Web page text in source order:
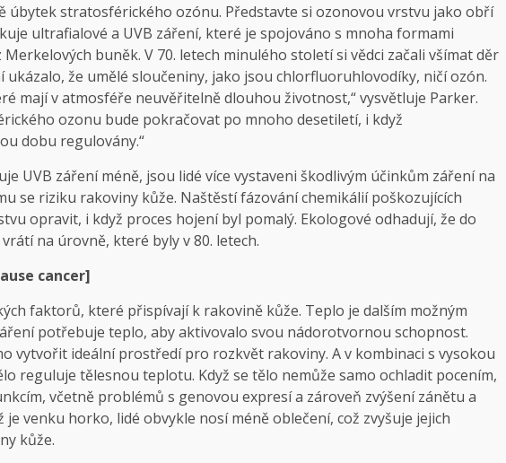
úbytek stratosférického ozónu. Představte si ozonovou vrstvu jako obří
ultrafialové a UVB záření, které je spojováno s mnoha formami
buněk. V 70. letech minulého století si vědci začali všímat děr
ukázalo, že umělé sloučeniny, jako jsou chlorfluoruhlovodíky, ničí ozón.
mají v atmosféře neuvěřitelně dlouhou životnost,“ vysvětluje Parker.
ozonu bude pokračovat po mnoho desetiletí, i když
dobu regulovány.“
UVB záření méně, jsou lidé více vystaveni škodlivým účinkům záření na
se riziku rakoviny kůže. Naštěstí fázování chemikálií poškozujících
opravit, i když proces hojení byl pomalý. Ekologové odhadují, že do
na úrovně, které byly v 80. letech.
cancer]
faktorů, které přispívají k rakovině kůže. Teplo je dalším možným
potřebuje teplo, aby aktivovalo svou nádorotvornou schopnost.
vytvořit ideální prostředí pro rozkvět rakoviny. A v kombinaci s vysokou
reguluje tělesnou teplotu. Když se tělo nemůže samo ochladit pocením,
včetně problémů s genovou expresí a zároveň zvýšení zánětu a
venku horko, lidé obvykle nosí méně oblečení, což zvyšuje jejich
kůže.